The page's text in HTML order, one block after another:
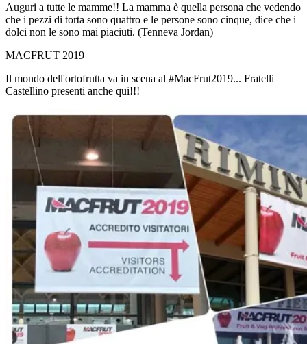
Auguri a tutte le mamme!! La mamma è quella persona che vedendo
che i pezzi di torta sono quattro e le persone sono cinque, dice che i
dolci non le sono mai piaciuti. (Tenneva Jordan)
MACFRUT 2019
Il mondo dell'ortofrutta va in scena al #MacFrut2019... Fratelli
Castellino presenti anche qui!!!